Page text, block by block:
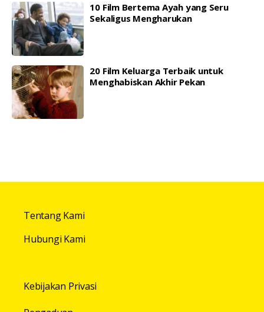
10 Film Bertema Ayah yang Seru
Sekaligus Mengharukan
20 Film Keluarga Terbaik untuk
Menghabiskan Akhir Pekan
Tentang Kami
Hubungi Kami
Kebijakan Privasi